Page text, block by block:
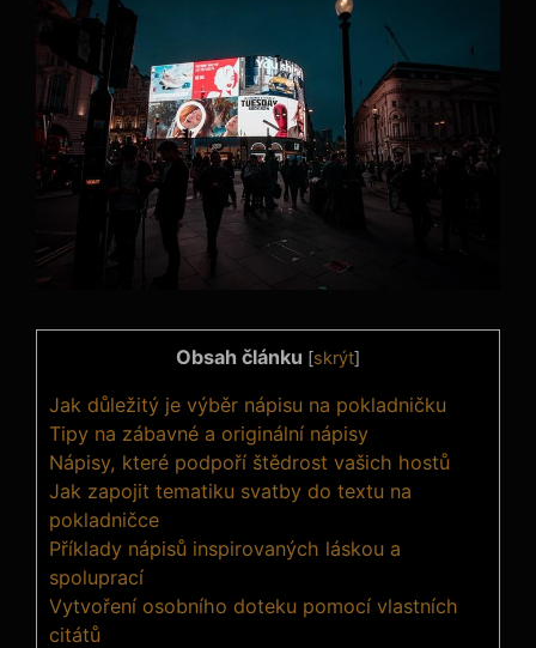
Obsah článku [skrýt]
Jak důležitý je výběr nápisu na pokladničku
Tipy na zábavné a originální nápisy
Nápisy, které podpoří štědrost vašich hostů
Jak zapojit tematiku svatby do textu na
pokladničce
Příklady nápisů inspirovaných láskou a
spoluprací
Vytvoření osobního doteku pomocí vlastních
citátů